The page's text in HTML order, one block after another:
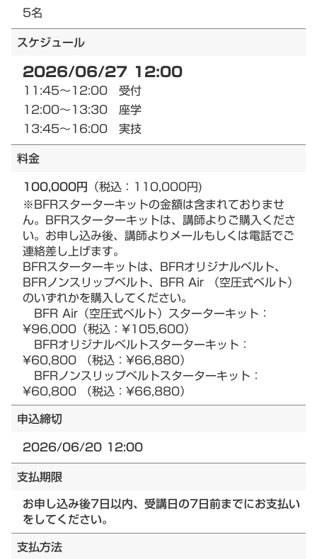
5名
スケジュール
2026/06/27 12:00
11:45～12:00 受付
12:00～13:30 座学
13:45～16:00 実技
料金
100,000円 （税込：110,000円)
※BFRスターターキットの金額は含まれておりませ
ん。BFRスターターキットは、講師よりご購入くださ
い。お申し込み後、講師よりメールもしくは電話でご
連絡差し上げます。
BFRスターターキットは、BFRオリジナルベルト、
BFRノンスリップベルト、BFR Air （空圧式ベルト）
のいずれかを購入してください。
BFR Air（空圧式ベルト）スターターキット：
¥96,000（税込：¥105,600）
BFRオリジナルベルトスターターキット：
¥60,800 （税込：¥66,880）
BFRノンスリップベルトスターターキット：
¥60,800 （税込：¥66,880）
申込締切
2026/06/20 12:00
支払期限
お申し込み後7日以内、受講日の7日前までにお支払い
をしてください。
支払方法